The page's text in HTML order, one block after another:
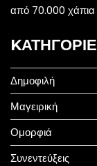
από 70.000
Δημοφιλή
Μαγειρική
Ομορφιά
Συνεντεύξεις